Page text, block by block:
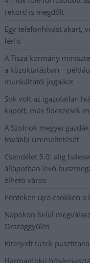
rekord is megdőlt
Egy telefonhívást akart,
férfit
A Tisza kormány
a közoktatásban –
munkáltatói jogaikat
Sok volt az igazolatlan
kapott, más fideszesek
A Szolnok megyei
további üzemeltetését
Csendélet 5.0: alig
állapotban levő
élhető város
Pénteken újra csökken a
Napokon belül
Országgyűlés
Kiterjedt tüzek
Harmadfokú